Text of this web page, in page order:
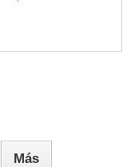
Más